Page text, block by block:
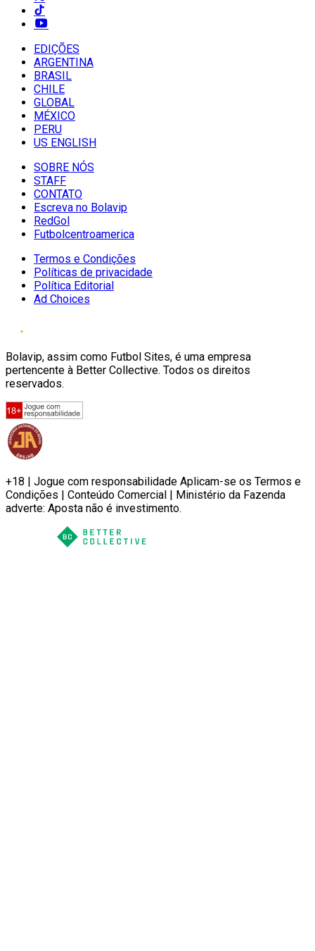
EDIÇÕES
ARGENTINA
BRASIL
CHILE
GLOBAL
MÉXICO
PERU
US ENGLISH
SOBRE NÓS
STAFF
CONTATO
Escreva no Bolavip
RedGol
Futbolcentroamerica
Termos e Condições
Políticas de privacidade
Política Editorial
Ad Choices
Bolavip, assim como Futbol Sites, é uma empresa
pertencente à Better Collective. Todos os direitos
reservados.
+18 | Jogue com responsabilidade Aplicam-se os Termos e
Condições | Conteúdo Comercial | Ministério da Fazenda
adverte: Aposta não é investimento.